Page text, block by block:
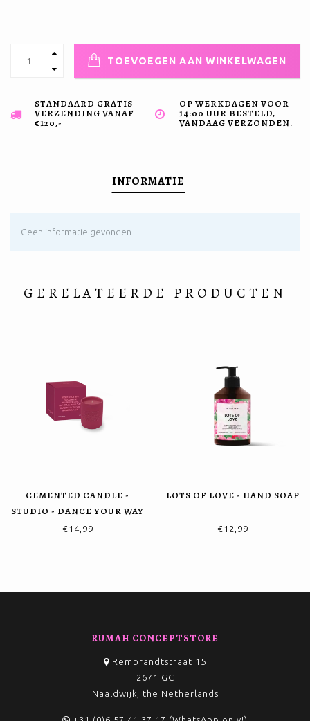
TOEVOEGEN AAN WINKELWAGEN
STANDAARD GRATIS
VERZENDING VANAF
€120,-
OP WERKDAGEN VOOR
14:00 UUR BESTELD,
VANDAAG VERZONDEN.
INFORMATIE
Geen informatie gevonden
GERELATEERDE PRODUCTEN
CEMENTED CANDLE -
STUDIO - DANCE YOUR WAY
€14,99
LOTS OF LOVE - HAND SOAP
€12,99
RUMAH CONCEPTSTORE
Rembrandtstraat 15
2671 GC
Naaldwijk, the Netherlands